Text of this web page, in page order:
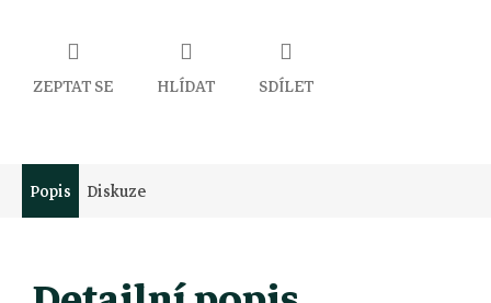
ZEPTAT SE HLÍDAT SDÍLET
Popis Diskuze